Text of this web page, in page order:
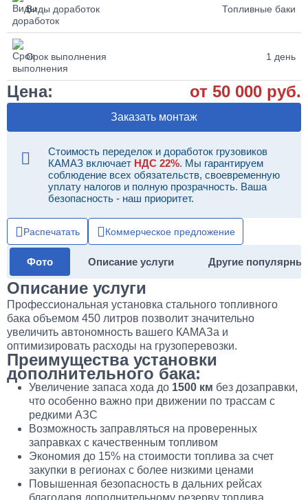
Виды доработок Топливные баки
Срок выполнения 1 день
Цена: от 50 000 руб.
Заказать монтаж
Стоимость переделок и доработок грузовиков
КАМАЗ включает НДС 22%. Мы гарантируем
соблюдение всех обязательств, своевременную
уплату налогов и полную прозрачность. Ваша
безопасность - наш приоритет.
Распечатать Коммерческое предложение
Фото Описание услуги Другие
Описание услуги
Профессиональная установка стального топливного
бака объемом 450 литров позволит значительно
увеличить автономность вашего КАМАЗа и
оптимизировать расходы на грузоперевозки.
Преимущества установки
дополнительного бака:
Увеличение запаса хода до 1500 км без дозаправки,
что особенно важно при движении по трассам с
редкими АЗС
Возможность заправляться на проверенных
заправках с качественным топливом
Экономия до 15% на стоимости топлива за счет
закупки в регионах с более низкими ценами
Повышенная безопасность в дальних рейсах
благодаря дополнительному резерву топлива